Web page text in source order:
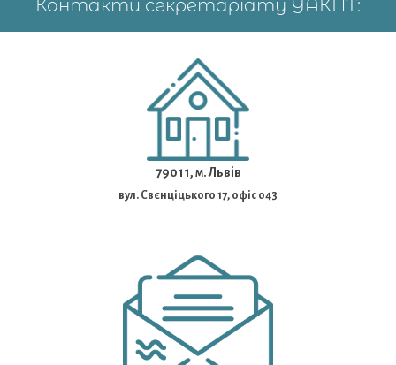
Контакти секретаріату УАКПТ:
79011, м. Львів
вул. Свєнціцького 17, офіс 043